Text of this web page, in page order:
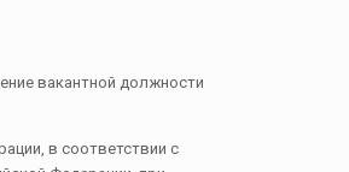
вакантной должности
в соответствии с